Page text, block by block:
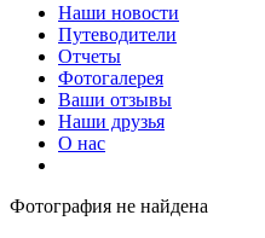
Наши новости
Путеводители
Отчеты
Фотогалерея
Ваши отзывы
Наши друзья
О нас
Фотография не найдена